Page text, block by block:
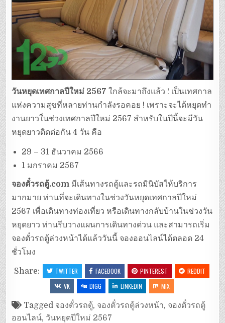
วันหยุดเทศกาลปีใหม่ 2567ใกล้จะมาถึงแล้ว ! เป็นเทศกาล
แห่งความสุขที่หลายท่านกำลังรอคอย ! เพราะจะได้หยุดทำ
งานยาวใ่นช่วงเทศกาลปีใหม่ 2567 สำหรับในปีนี้จะมีวัน
หยุดยาวติดต่อกัน 4 วัน คือ
29 – 31 ธันวาคม 2566
1 มกราคม 2567
จองตั๋วรถตู้.com มีเส้นทางรถตู้และรถมินิบัสให้บริการ
มากมาย ท่านที่จะเดินทางในช่วงวันหยุดเทศกาลปีใหม่
2567 เพื่อเดินทางท่องเที่ยว หรือเดินทางกลับบ้านในช่วงวัน
หยุดยาว ท่านรีบวางแผนการเดินทางด่วน และสามารถเริ่ม
จองตั๋วรถตู้ล่วงหน้าได้แล้ววันนี้ จองออนไลน์ได้ตลอด 24
ชั่วโมง
Share: TWITTER FACEBOOK PINTEREST
REDDIT
VK
DIGG LINKEDIN MIX
Tagged จองตั๋วรถตู้, จองตั๋วรถตู้ล่วงหน้า, จองตั๋วรถตู้
ออนไลน์, วันหยุดปีใหม่ 2567